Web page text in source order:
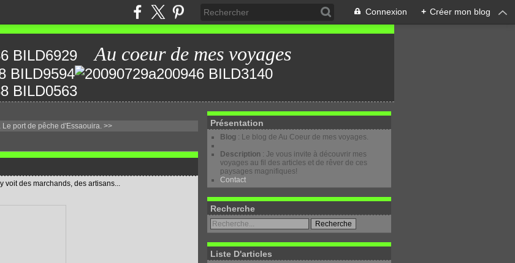
Connexion + Créer mon blog
Au coeur de mes voyages
Le port de pêche d'Essaouira. >>
voit des marchands, des artisans...
Présentation
Blog : Le blog de Au Coeur de mes voyages.
Description : Je vous invite à découvrir mes
voyages au fil des articles et de rêver de ces
paysages magnifiques!
Contact
Recherche
Liste D'articles